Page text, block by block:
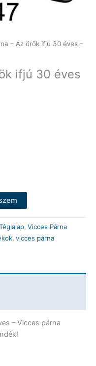
– Az örök ifjú 30 éves –
ifjú 30 éves
, Vicces Párna
, vicces párna
– Vicces párna